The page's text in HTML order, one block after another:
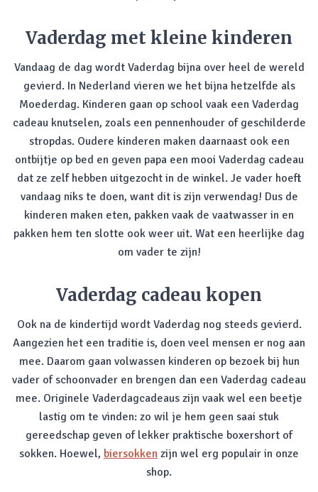
Vaderdag met kleine kinderen
Vandaag de dag wordt Vaderdag bijna over heel de wereld
gevierd. In Nederland vieren we het bijna hetzelfde als
Moederdag. Kinderen gaan op school vaak een Vaderdag
cadeau knutselen, zoals een pennenhouder of geschilderde
stropdas. Oudere kinderen maken daarnaast ook een
ontbijtje op bed en geven papa een mooi Vaderdag cadeau
dat ze zelf hebben uitgezocht in de winkel. Je vader hoeft
vandaag niks te doen, want dit is zijn verwendag! Dus de
kinderen maken eten, pakken vaak de vaatwasser in en
pakken hem ten slotte ook weer uit. Wat een heerlijke dag
om vader te zijn!
Vaderdag cadeau kopen
Ook na de kindertijd wordt Vaderdag nog steeds gevierd.
Aangezien het een traditie is, doen veel mensen er nog aan
mee. Daarom gaan volwassen kinderen op bezoek bij hun
vader of schoonvader en brengen dan een Vaderdag cadeau
mee. Originele Vaderdagcadeaus zijn vaak wel een beetje
lastig om te vinden: zo wil je hem geen saai stuk
gereedschap geven of lekker praktische boxershort of
sokken. Hoewel, biersokken zijn wel erg populair in onze
shop.